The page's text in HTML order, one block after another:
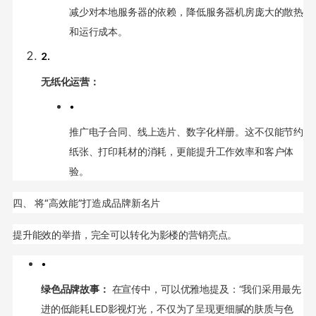
减少对本地服务器的依赖，降低服务器机房庞大的散热
和运行成本。
2.
无纸化运营：
•
推广电子合同、线上选片、数字化样册。这不仅能节约
纸张、打印耗材的消耗，更能提升工作效率和客户体
验。
四、 将“高效能”打造成品牌新名片
提升能效的举措，完全可以转化为影楼的营销亮点。
•
绿色品牌故事： 在宣传中，可以优雅地提及：“我们采用最先
进的低能耗LED影视灯光，不仅为了呈现更细腻的肤质与色